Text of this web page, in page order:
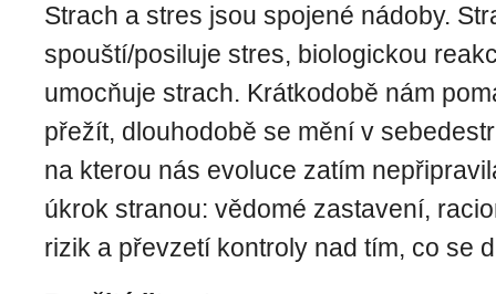
Strach a stres jsou spojené nádoby.
spouští/posiluje stres, biologickou
umocňuje strach. Krátkodobě nám
přežít, dlouhodobě se mění v
na kterou nás evoluce zatím
úkrok stranou: vědomé zastavení,
rizik a převzetí kontroly nad tím, co se